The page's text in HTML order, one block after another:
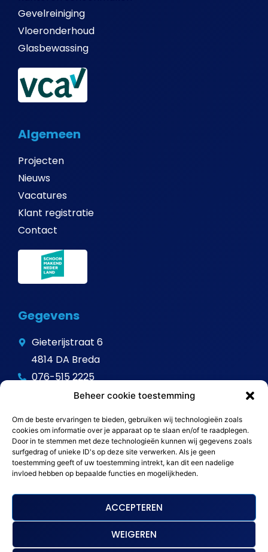
Beheer cookie toestemming
Om de beste ervaringen te bieden, gebruiken wij technologieën zoals
cookies om informatie over je apparaat op te slaan en/of te raadplegen.
Door in te stemmen met deze technologieën kunnen wij gegevens zoals
surfgedrag of unieke ID's op deze site verwerken. Als je geen
toestemming geeft of uw toestemming intrekt, kan dit een nadelige
invloed hebben op bepaalde functies en mogelijkheden.
ACCEPTEREN
WEIGEREN
Gevelreiniging
Vloeronderhoud
Glasbewassing
Algemeen
Projecten
Nieuws
Vacatures
Klant registratie
Contact
Gegevens
Gieterijstraat 6
4814 DA Breda
076-515 2225
info@avitalschoonmaak.nl
Algemene voorwaarden